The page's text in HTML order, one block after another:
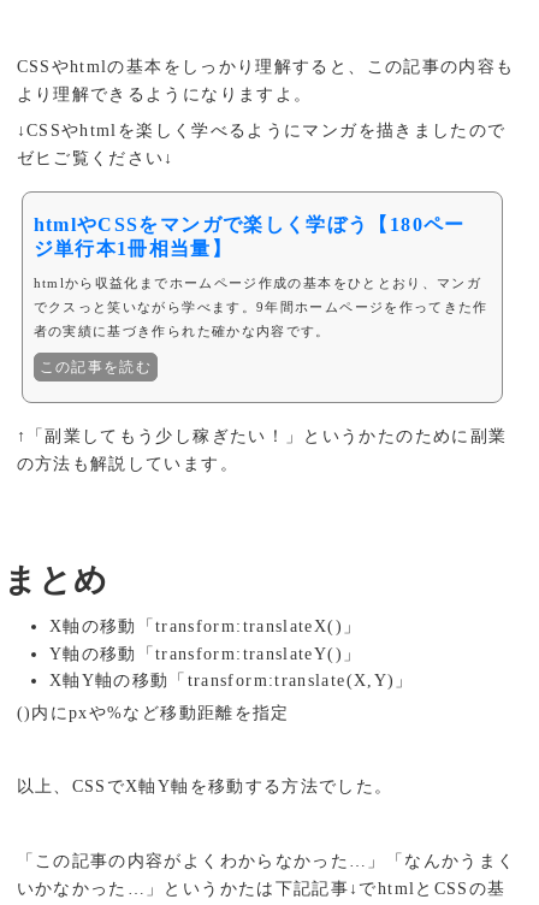
CSSやhtmlの基本をしっかり理解すると、この記事の内容も
より理解できるようになりますよ。
↓CSSやhtmlを楽しく学べるようにマンガを描きましたので
ゼヒご覧ください↓
htmlやCSSをマンガで楽しく学ぼう【180ペー
ジ単行本1冊相当量】
htmlから収益化までホームページ作成の基本をひととおり、マンガ
でクスっと笑いながら学べます。9年間ホームページを作ってきた作
者の実績に基づき作られた確かな内容です。
この記事を読む
↑「副業してもう少し稼ぎたい！」というかたのために副業
の方法も解説しています。
まとめ
X軸の移動「transform:translateX()」
Y軸の移動「transform:translateY()」
X軸Y軸の移動「transform:translate(X,Y)」
()内にpxや%など移動距離を指定
以上、CSSでX軸Y軸を移動する方法でした。
「この記事の内容がよくわからなかった…」「なんかうまく
いかなかった…」というかたは下記記事↓でhtmlとCSSの基